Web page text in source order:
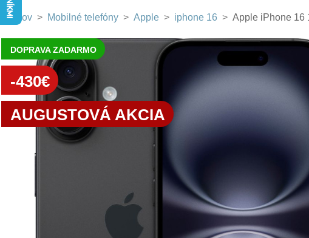
Domov > Mobilné telefóny > Apple > iphone 16 > Apple iPhone 16
DOPRAVA ZADARMO
-430€
AUGUSTOVÁ AKCIA